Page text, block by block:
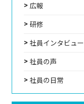
広報
研修
社員インタビュ
社員の声
社員の日常